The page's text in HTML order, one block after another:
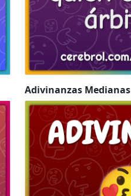
Adivinanzas Medianas